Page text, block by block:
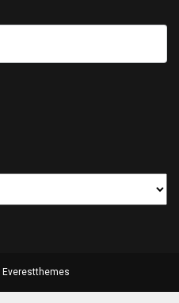
Everestthemes